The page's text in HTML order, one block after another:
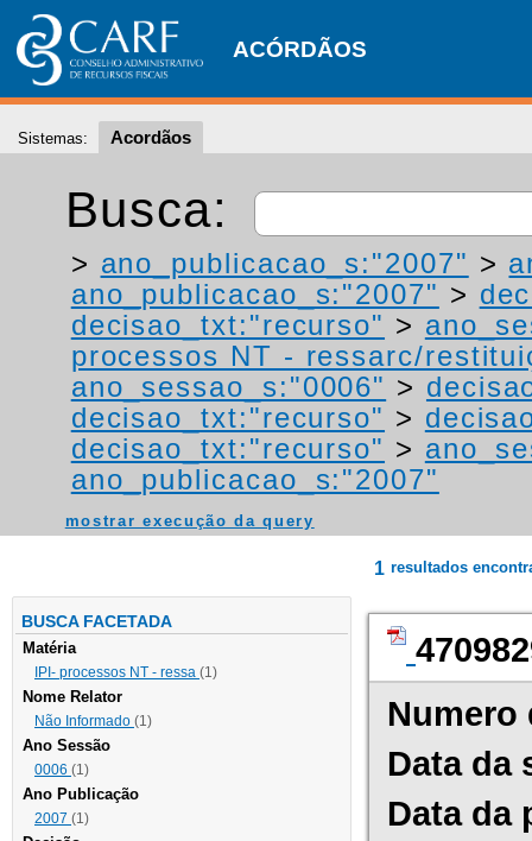
ACÓRDÃOS
Sistemas: Acordãos
Busca:
> ano_publicacao_s:"2007" >
ano_publicacao_s:"2007" >
decisao_txt:"recurso" >
processos NT - ressarc/
ano_sessao_s:"0006" >
decisao_txt:"recurso" >
decisao_txt:"recurso" >
ano_publicacao_s:"2007"
mostrar execução da query
BUSCA FACETADA
Matéria
IPI- processos NT - ressa (1)
Nome Relator
Não Informado (1)
Ano Sessão
0006 (1)
Ano Publicação
2007 (1)
1 resultados
Numero
Data da
Data da